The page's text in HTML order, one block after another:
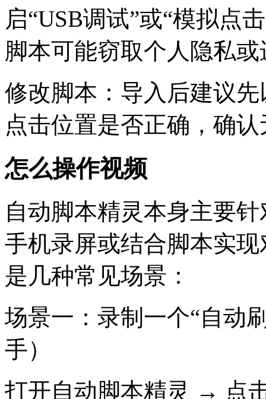
启“USB调试”或“模拟点
脚本可能窃取个人隐私
修改脚本：导入后建议
点击位置是否正确，确
怎么操作视频
自动脚本精灵本身主要
手机录屏或结合脚本实
是几种常见场景：
场景一：录制一个“自动
手）
打开自动脚本精灵 → 点